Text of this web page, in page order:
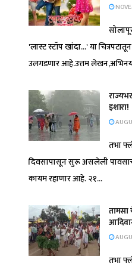
'लास्ट स्टॉप खांदा...' या
उलगडणार आहे.उत्तम
इशारा!
तभा
दिवसापासून सुरू असलेली
कायम रहाणार आहे. २१...
तामसा
तभा